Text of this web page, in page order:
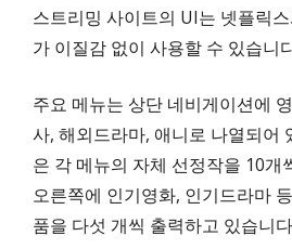
스트리밍 사이트의 UI는 넷플릭
가 이질감 없이 사용할 수 있습니
주요 메뉴는 상단 네비게이션에
사, 해외드라마, 애니로 나열되어
은 각 메뉴의 자체 선정작을 10개
오른쪽에 인기영화, 인기드라마
품을 다섯 개씩 출력하고 있습니